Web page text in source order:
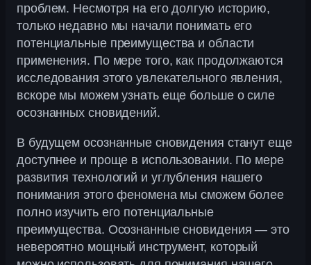
проблем. Несмотря на его долгую историю,
только недавно мы начали понимать его
потенциальные преимущества и области
применения. По мере того, как продолжаются
исследования этого увлекательного явления,
вскоре мы можем узнать еще больше о силе
осознанных сновидений.
В будущем осознанные сновидения станут еще
доступнее и проще в использовании. По мере
развития технологий и углубления нашего
понимания этого феномена мы сможем более
полно изучить его потенциальные
преимущества. Осознанные сновидения — это
невероятно мощный инструмент, который